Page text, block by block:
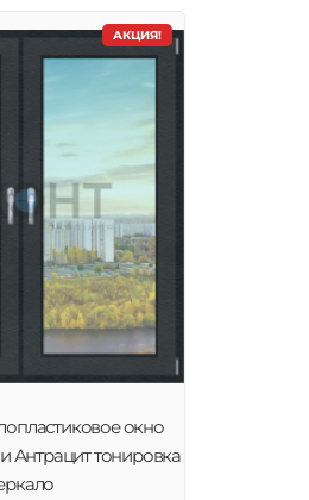
АКЦИЯ!
окно
Антрацит тонировка